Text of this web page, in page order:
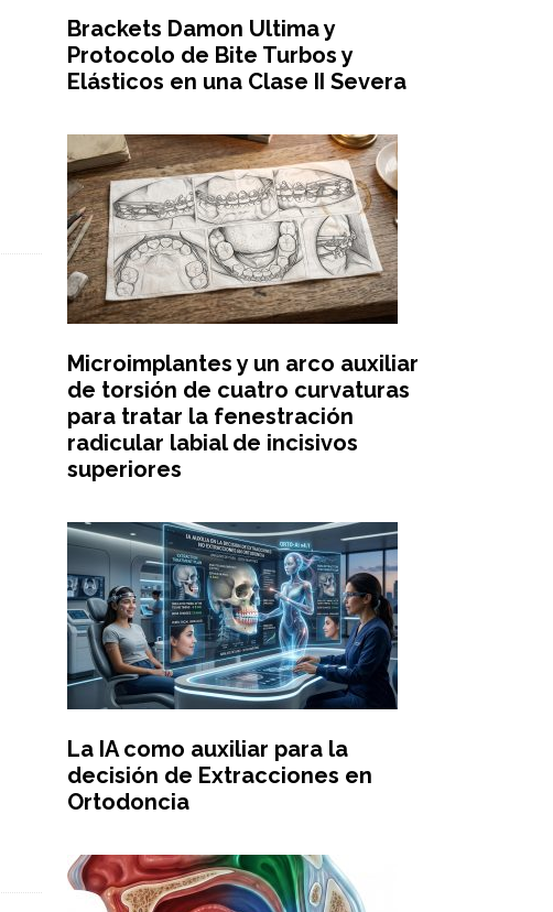
Brackets Damon Ultima y
Protocolo de Bite Turbos y
Elásticos en una Clase II Severa
Microimplantes y un arco auxiliar
de torsión de cuatro curvaturas
para tratar la fenestración
radicular labial de incisivos
superiores
La IA como auxiliar para la
decisión de Extracciones en
Ortodoncia